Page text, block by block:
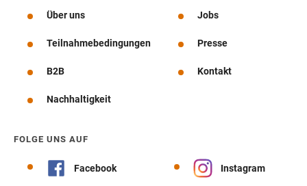
Über uns Jobs
Teilnahmebedingungen Presse
B2B Kontakt
Nachhaltigkeit
FOLGE UNS AUF
Facebook Instagram